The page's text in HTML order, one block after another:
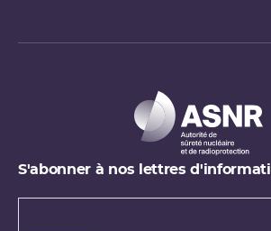
S'abonner à nos lettres
Types de